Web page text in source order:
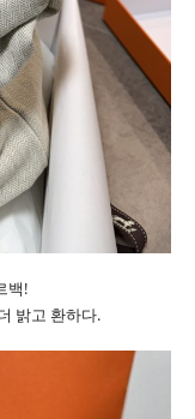
백!
밝고 환하다.